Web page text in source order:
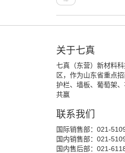
关于七真
七真（东营）新材料
区，作为山东省重点
护栏、墙板、葡萄架
共赢
联系我们
国际销售部：021-
国内销售部：021-
国内售后部：021-